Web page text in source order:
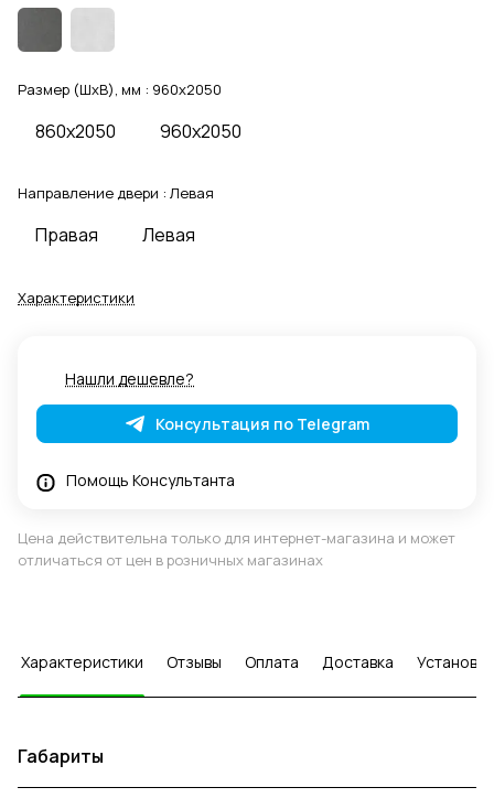
Размер (ШхВ), мм : 960x2050
860x2050 960x2050
Направление двери : Левая
Правая Левая
Характеристики
Нашли дешевле?
Консультация по Telegram
Помощь Консультанта
Цена действительна только для интернет-магазина и может
отличаться от цен в розничных магазинах
Характеристики Отзывы Оплата Доставка Установка
Габариты